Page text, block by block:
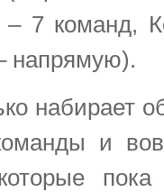
7 команд,
напрямую).
набирает
и